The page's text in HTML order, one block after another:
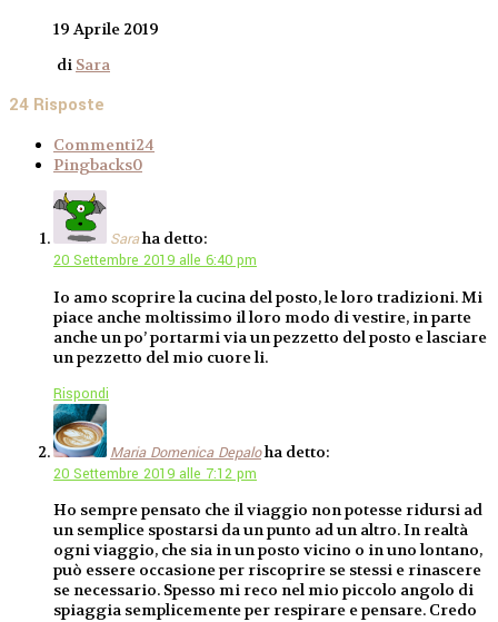
19 Aprile 2019
di Sara
24 Risposte
Commenti24
Pingbacks0
Saraha detto:
20 Settembre 2019 alle 6:40 pm
Io amo scoprire la cucina del posto, le loro tradizioni. Mi
piace anche moltissimo il loro modo di vestire, in parte
anche un po’ portarmi via un pezzetto del posto e lasciare
un pezzetto del mio cuore li.
Rispondi
Maria Domenica Depaloha detto:
20 Settembre 2019 alle 7:12 pm
Ho sempre pensato che il viaggio non potesse ridursi ad
un semplice spostarsi da un punto ad un altro. In realtà
ogni viaggio, che sia in un posto vicino o in uno lontano,
può essere occasione per riscoprire se stessi e rinascere
se necessario. Spesso mi reco nel mio piccolo angolo di
spiaggia semplicemente per respirare e pensare. Credo